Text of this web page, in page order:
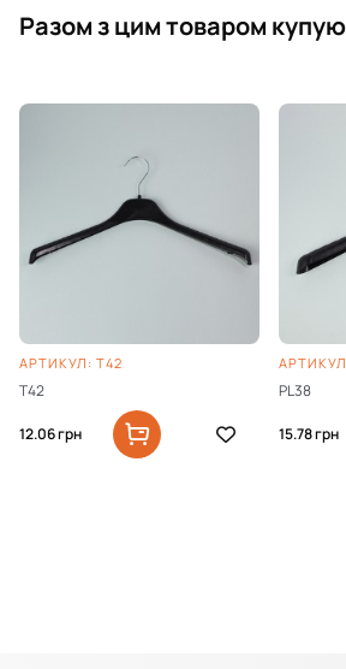
Разом з цим товаром
АРТИКУЛ: T42
T42
12.06грн
PL38
15.78грн